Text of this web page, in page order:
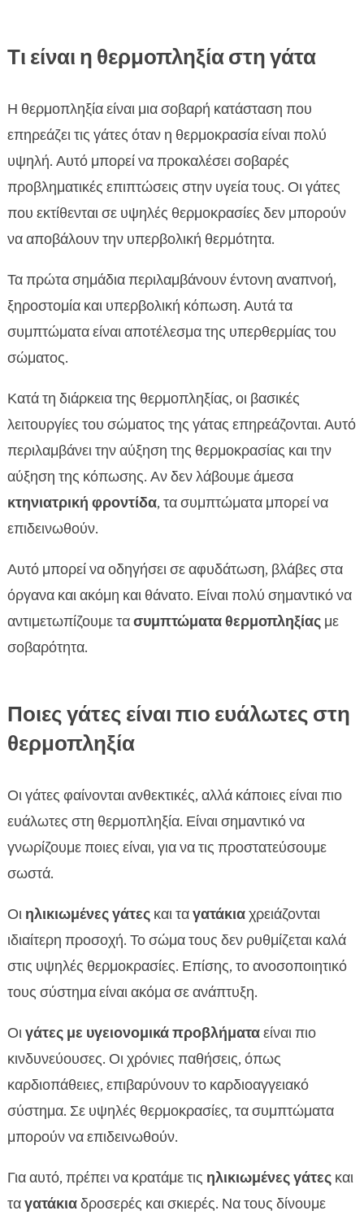
Τι είναι η θερμοπληξία στη γάτα
Η θερμοπληξία είναι μια σοβαρή κατάσταση που
επηρεάζει τις γάτες όταν η θερμοκρασία είναι πολύ
υψηλή. Αυτό μπορεί να προκαλέσει σοβαρές
προβληματικές επιπτώσεις στην υγεία τους. Οι γάτες
που εκτίθενται σε υψηλές θερμοκρασίες δεν μπορούν
να αποβάλουν την υπερβολική θερμότητα.
Τα πρώτα σημάδια περιλαμβάνουν έντονη αναπνοή,
ξηροστομία και υπερβολική κόπωση. Αυτά τα
συμπτώματα είναι αποτέλεσμα της υπερθερμίας του
σώματος.
Κατά τη διάρκεια της θερμοπληξίας, οι βασικές
λειτουργίες του σώματος της γάτας επηρεάζονται. Αυτό
περιλαμβάνει την αύξηση της θερμοκρασίας και την
αύξηση της κόπωσης. Αν δεν λάβουμε άμεσα
κτηνιατρική φροντίδα, τα συμπτώματα μπορεί να
επιδεινωθούν.
Αυτό μπορεί να οδηγήσει σε αφυδάτωση, βλάβες στα
όργανα και ακόμη και θάνατο. Είναι πολύ σημαντικό να
αντιμετωπίζουμε τασυμπτώματα θερμοπληξίαςμε
σοβαρότητα.
Ποιες γάτες είναι πιο ευάλωτες στη
θερμοπληξία
Οι γάτες φαίνονται ανθεκτικές, αλλά κάποιες είναι πιο
ευάλωτες στη θερμοπληξία. Είναι σημαντικό να
γνωρίζουμε ποιες είναι, για να τις προστατεύσουμε
σωστά.
Οι ηλικιωμένες γάτεςκαι ταγατάκιαχρειάζονται
ιδιαίτερη προσοχή. Το σώμα τους δεν ρυθμίζεται καλά
στις υψηλές θερμοκρασίες. Επίσης, το ανοσοποιητικό
τους σύστημα είναι ακόμα σε ανάπτυξη.
Οιγάτες με υγειονομικά προβλήματαείναι πιο
κινδυνεύουσες. Οι χρόνιες παθήσεις, όπως
καρδιοπάθειες, επιβαρύνουν το καρδιοαγγειακό
σύστημα. Σε υψηλές θερμοκρασίες, τα συμπτώματα
μπορούν να επιδεινωθούν.
Για αυτό, πρέπει να κρατάμε τις ηλικιωμένες γάτεςκαι
ταγατάκιαδροσερές και σκιερές. Να τους δίνουμε